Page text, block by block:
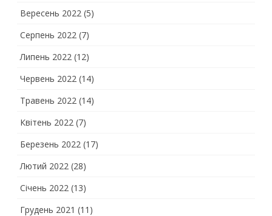
Вересень 2022 (5)
Серпень 2022 (7)
Липень 2022 (12)
Червень 2022 (14)
Травень 2022 (14)
Квітень 2022 (7)
Березень 2022 (17)
Лютий 2022 (28)
Січень 2022 (13)
Грудень 2021 (11)